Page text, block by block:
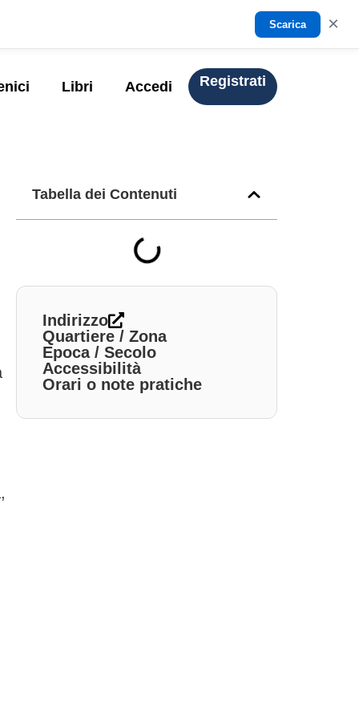
Scarica ×
Libri Accedi Registrati
Tabella dei Contenuti
Indirizzo
Quartiere / Zona
Epoca / Secolo
Accessibilità
Orari o note pratiche